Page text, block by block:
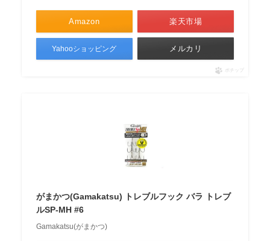
Amazon 楽天市場
Yahooショッピング メルカリ
ポチップ
がまかつ(Gamakatsu) トレブルフック バラ トレブ
ルSP-MH #6
Gamakatsu(がまかつ)